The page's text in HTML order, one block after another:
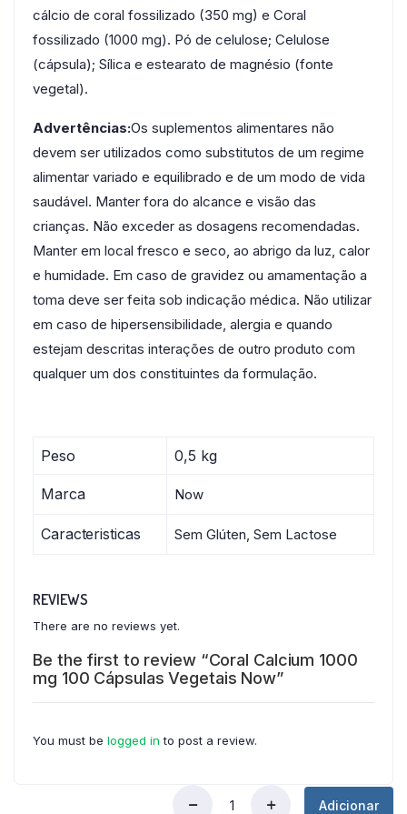
cálcio de coral fossilizado (350 mg) e Coral
fossilizado (1000 mg). Pó de celulose; Celulose
(cápsula); Sílica e estearato de magnésio (fonte
vegetal).
Advertências:Os suplementos alimentares não
devem ser utilizados como substitutos de um regime
alimentar variado e equilibrado e de um modo de vida
saudável. Manter fora do alcance e visão das
crianças. Não exceder as dosagens recomendadas.
Manter em local fresco e seco, ao abrigo da luz, calor
e humidade. Em caso de gravidez ou amamentação a
toma deve ser feita sob indicação médica. Não utilizar
em caso de hipersensibilidade, alergia e quando
estejam descritas interações de outro produto com
qualquer um dos constituintes da formulação.
Peso 0,5 kg
Marca Now
Caracteristicas Sem Glúten, Sem Lactose
REVIEWS
There are no reviews yet.
Be the first to review “Coral Calcium 1000
mg 100 Cápsulas Vegetais Now”
You must be logged in to post a review.
Adicionar